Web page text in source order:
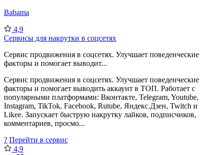
Babama
4,9
Сервисы для накрутки в соцсетях
Сервис продвижения в соцсетях. Улучшает поведенческие
факторы и помогает выводит...
Сервис продвижения в соцсетях. Улучшает поведенческие
факторы и помогает выводить аккаунт в ТОП. Работает с
популярными платформами: Вконтакте, Telegram, Youtube,
Instagram, TikTok, Facebook, Rutube, Яндекс.Дзен, Twitch и
Likee. Запускает быструю накрутку лайков, подписчиков,
комментариев, просмо...
? Перейти в сервис
4,9